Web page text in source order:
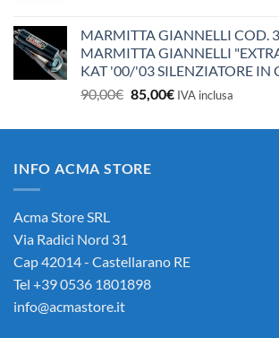
MARMITTA GIANNELLI COD.
MARMITTA GIANNELLI
KAT '00/'03 SILENZIATORE IN
90,00€ Il
originale
90,00€.
85,00€Il
attuale
IVA inclusa
INFO ACMA STORE
Acma Store SRL
Via Radici Nord 31
Cap 42014 - Castellarano RE
Tel +39 0536 1801898
info@acmastore.it